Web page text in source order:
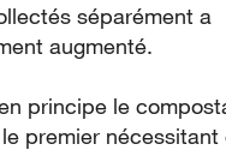
séparément a
augmenté.
principe le
premier nécessitant